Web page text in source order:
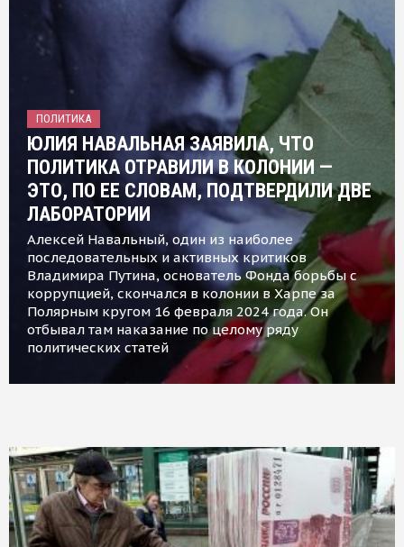
ПОЛИТИКА
ЮЛИЯ НАВАЛЬНАЯ ЗАЯВИЛА, ЧТО
ПОЛИТИКА ОТРАВИЛИ В КОЛОНИИ —
ЭТО, ПО ЕЕ СЛОВАМ, ПОДТВЕРДИЛИ ДВЕ
ЛАБОРАТОРИИ
Алексей Навальный, один из наиболее
последовательных и активных критиков
Владимира Путина, основатель Фонда борьбы с
коррупцией, скончался в колонии в Харпе за
Полярным кругом 16 февраля 2024 года. Он
отбывал там наказание по целому ряду
политических статей